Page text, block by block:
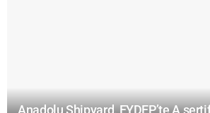
Anadolu Shipyard, EYDEP’te A